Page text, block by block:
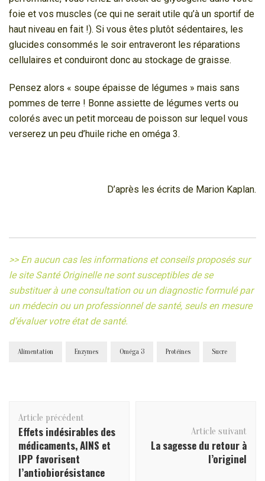
foie et vos muscles (ce qui ne serait utile qu’à un sportif de
haut niveau en fait !). Si vous êtes plutôt sédentaires, les
glucides consommés le soir entraveront les réparations
cellulaires et conduiront donc au stockage de graisse.
Pensez alors « soupe épaisse de légumes » mais sans
pommes de terre ! Bonne assiette de légumes verts ou
colorés avec un petit morceau de poisson sur lequel vous
verserez un peu d’huile riche en oméga 3.
D’après les écrits de Marion Kaplan.
>> En aucun cas les informations et conseils proposés sur
le site Santé Originelle ne sont susceptibles de se
substituer à une consultation ou un diagnostic formulé par
un médecin ou un professionnel de santé, seuls en mesure
d’évaluer votre état de santé.
Alimentation Enzymes Oméga 3 Protéines Sucre
d'article
Article précédent
Effets indésirables des
médicaments, AINS et
IPP favorisent
l’antiobiorésistance
Article suivant
La sagesse du retour à
l’originel